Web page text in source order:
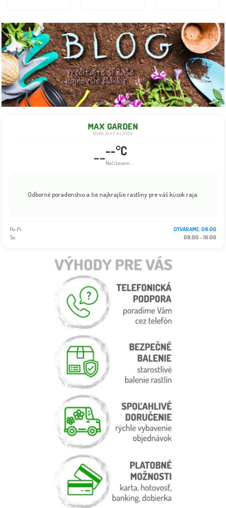
MAX GARDEN
DUNAJSKÝ KLÁTOV
----°C
Načítavam...
Odborné poradenstvo a tie najkrajšie rastliny pre váš kúsok raja.
Po-Pi:
OTVÁRAME: 08:00
So:
08:00 - 16:00